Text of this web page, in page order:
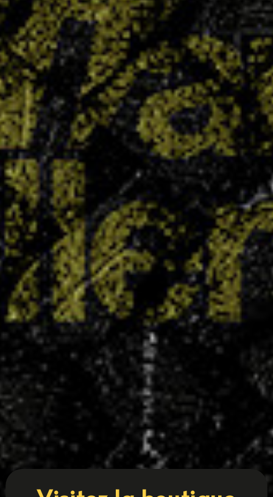
le collège Chepfer visait haut avec quatre
équipes engagées en section UNSS… et le pari
est plus que réussi : quatre titres de champions
départementaux ont été décrochés. Un exploit
collectif qui témoigne du dynamisme...
LIRE PLUS
Coupe 54 : cinq équipes villaroises en finale
14 MAI 2025
Le Villers Handball confirme une nouvelle fois la
solidité de sa formation et l'engagement de ses
collectifs avec cinq équipes qualifiées pour les
finales de la Coupe 54. Une belle performance
qui place le club parmi les plus représentés sur
cette édition. Sont en...
LIRE PLUS
« ENTRÉES PRÉCÉDENTES
ENTRÉES SUIVANTES »